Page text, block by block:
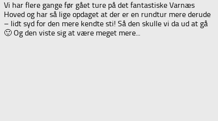
Vi har flere gange før gået ture på det fantastiske Varnæs
Hoved og har så lige opdaget at der er en rundtur mere derude
– lidt syd for den mere kendte sti! Så den skulle vi da ud at gå
🙂 Og den viste sig at være meget mere...